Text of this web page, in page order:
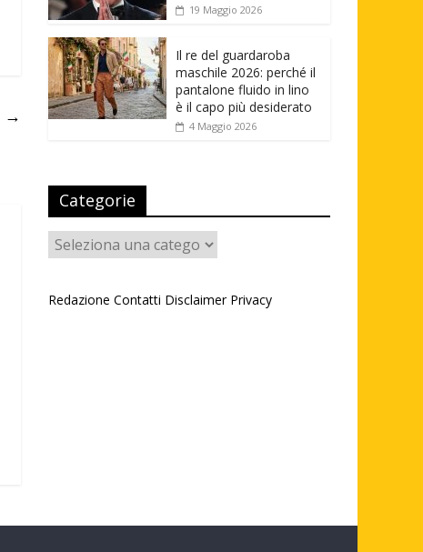
→
19 Maggio 2026
Il re del guardaroba
maschile 2026: perché il
pantalone fluido in lino
è il capo più desiderato
4 Maggio 2026
Categorie
Categorie
Redazione Contatti Disclaimer Privacy